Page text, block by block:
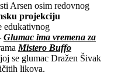
Arsen osim redovnog
projekciju
edukativnog
Glumac ima vremena za
Mistero Buffo
se glumac Dražen Šivak
likova.